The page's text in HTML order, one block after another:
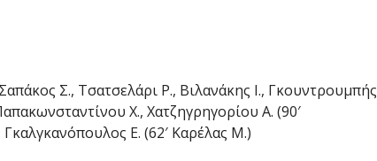
Σ., Τσατσελάρι Ρ., Βιλανάκης Ι., Γκουντρουμπής
Χ., Χατζηγρηγορίου Α. (90′
Ε. (62′ Καρέλας Μ.)